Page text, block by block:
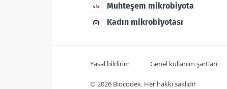
Muhteşem mikrobiyota
Kadın mikrobiyotası
© 2026 Biocodex. Her hakkı saklıdır
Yasal bi̇ldi̇ri̇m Genel kullanim şartlari